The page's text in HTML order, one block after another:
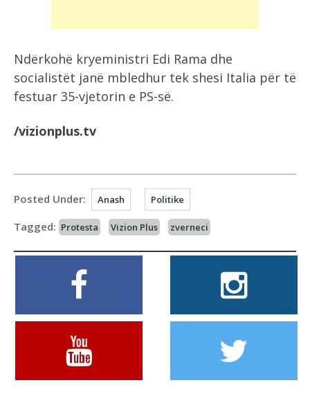
Ndërkohë kryeministri Edi Rama dhe
socialistët janë mbledhur tek shesi Italia për të
festuar 35-vjetorin e PS-së.
/vizionplus.tv
Posted Under: Anash Politike
Tagged: Protesta Vizion Plus zverneci